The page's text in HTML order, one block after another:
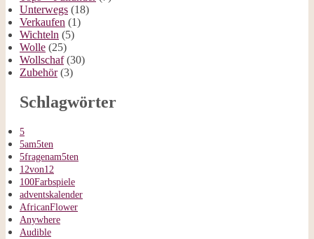
Unterwegs (18)
Verkaufen (1)
Wichteln (5)
Wolle (25)
Wollschaf(30)
Zubehör(3)
Schlagwörter
5
5am5ten
5fragenam5ten
12von12
100Farbspiele
adventskalender
AfricanFlower
Anywhere
Audible